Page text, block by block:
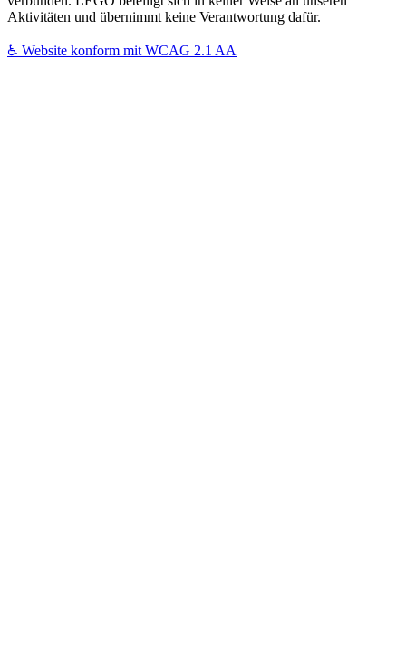
Aktivitäten und übernimmt keine Verantwortung dafür.
♿ Website konform mit WCAG 2.1 AA